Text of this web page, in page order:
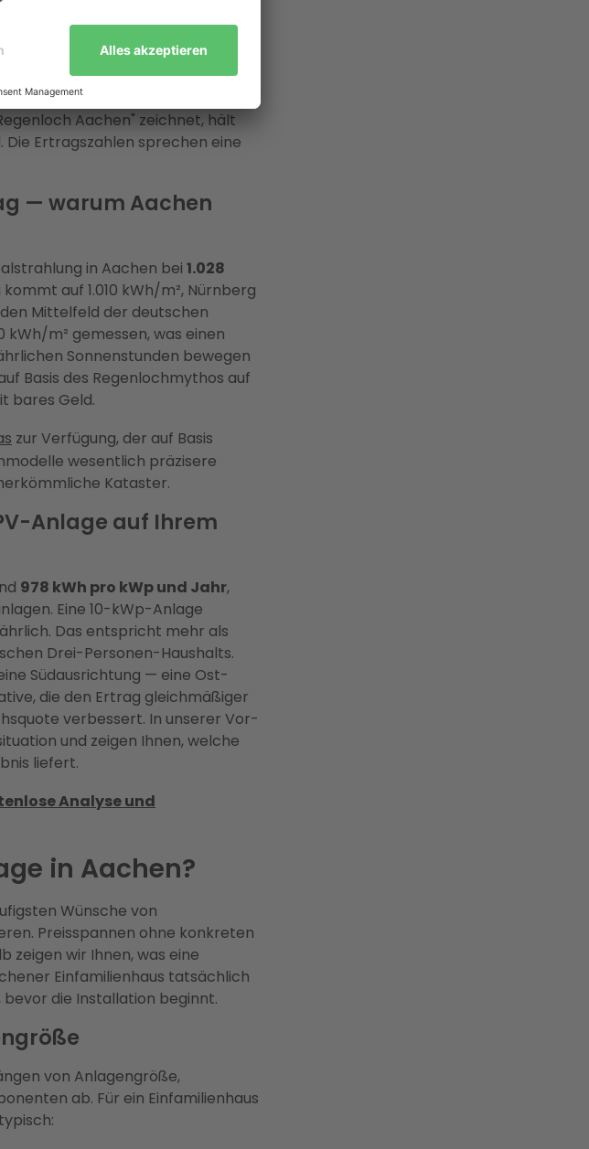
Aachen? Das
sich PV in ihrer Stadt überhaupt
Aachen" zeichnet, hält
Ertragszahlen sprechen eine
— warum Aachen
in Aachen bei 1.028
auf 1.010 kWh/m², Nürnberg
Mittelfeld der deutschen
kWh/m² gemessen, was einen
Sonnenstunden bewegen
Basis des Regenlochmythos auf
bares Geld.
zur Verfügung, der auf Basis
wesentlich präzisere
Kataster.
Anlage auf Ihrem
978 kWh pro kWp und Jahr,
Eine 10-kWp-Anlage
Das entspricht mehr als
Drei-Personen-Haushalts.
Südausrichtung — eine Ost-
die den Ertrag gleichmäßiger
verbessert. In unserer Vor-
und zeigen Ihnen, welche
liefert.
Analyse und
in Aachen?
Wünsche von
Preisspannen ohne konkreten
zeigen wir Ihnen, was eine
Einfamilienhaus tatsächlich
bevor die Installation beginnt.
von Anlagengröße,
ab. Für ein Einfamilienhaus